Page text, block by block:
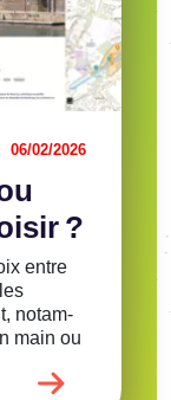
?
06/02/2026
entre
notam­
main ou